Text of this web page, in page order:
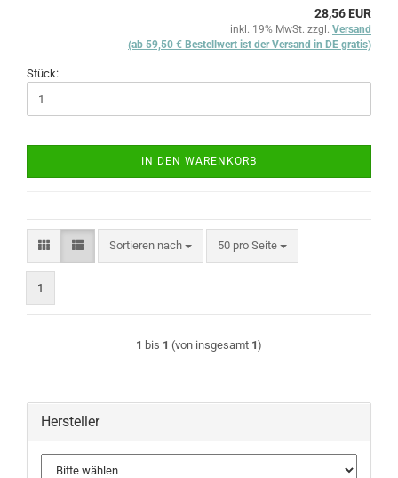
28,56 EUR
inkl. 19% MwSt. zzgl. Versand
(ab 59,50 € Bestellwert ist der Versand in DE gratis)
Stück:
IN DEN WARENKORB
Sortieren nach
Sortieren nach 50 pro Seite
pro Seite
1
1 bis 1 (von insgesamt 1)
Hersteller